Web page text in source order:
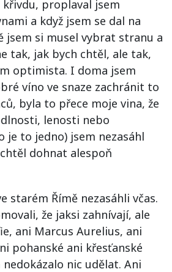
proplaval jsem
a když jsem se dal na
si musel vybrat stranu a
tak, jak bych chtěl, ale tak,
optimista. I doma jsem
víno ve snaze zachránit to
byla to přece moje vina, že
lenosti nebo
je to jedno) jsem nezasáhl
dohnat alespoň
starém Římě nezasáhli včas.
že jaksi zahnívají, ale
ani Marcus Aurelius, ani
pohanské ani křesťanské
nic udělat. Ani